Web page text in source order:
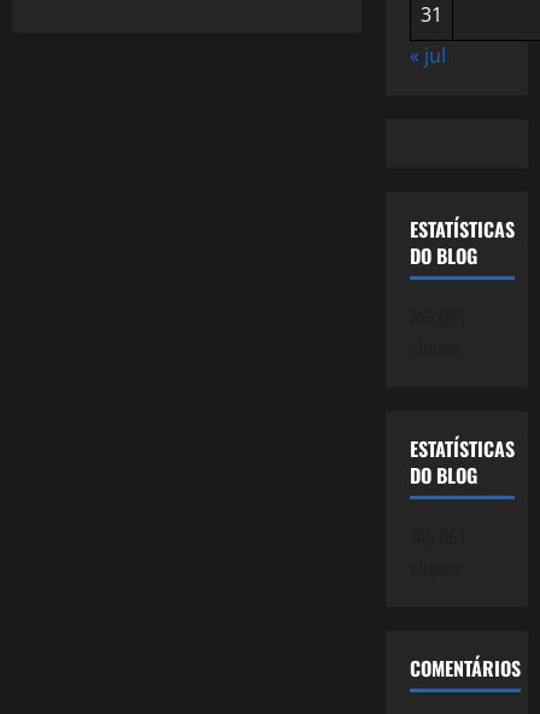
31
« jul
ESTATÍSTICAS
DO BLOG
ESTATÍSTICAS
DO BLOG
COMENTÁRIOS